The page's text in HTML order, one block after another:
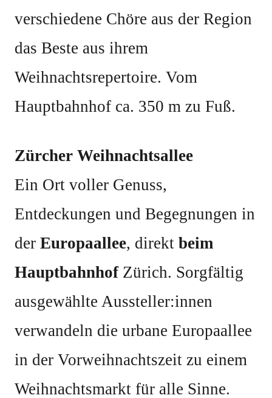
verschiedene Chöre aus der Region
das Beste aus ihrem
Weihnachtsrepertoire. Vom
Hauptbahnhof ca. 350 m zu Fuß.
Zürcher Weihnachtsallee
Ein Ort voller Genuss,
Entdeckungen und Begegnungen in
der Europaallee, direkt beim
HauptbahnhofZürich. Sorgfältig
ausgewählte Aussteller:innen
verwandeln die urbane Europaallee
in der Vorweihnachtszeit zu einem
Weihnachtsmarkt für alle Sinne.